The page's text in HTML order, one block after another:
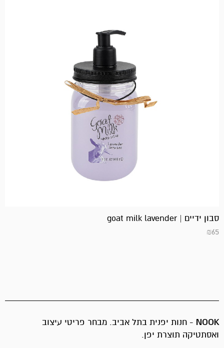
סבון ידיים | goat milk lavender
₪65
NOOK - חנות יפנית בתל אביב. מבחר פריטי עיצוב
ואסתטיקה תוצרת יפן.